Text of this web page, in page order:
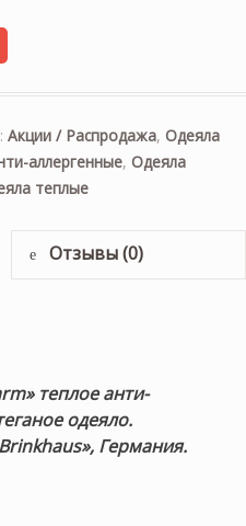
Lux warm» 155х200см.
Акции / Распродажа, Одеяла
аллергенные, Одеяла
теплые
Отзывы (0)
теплое анти-
одеяло.
Германия.